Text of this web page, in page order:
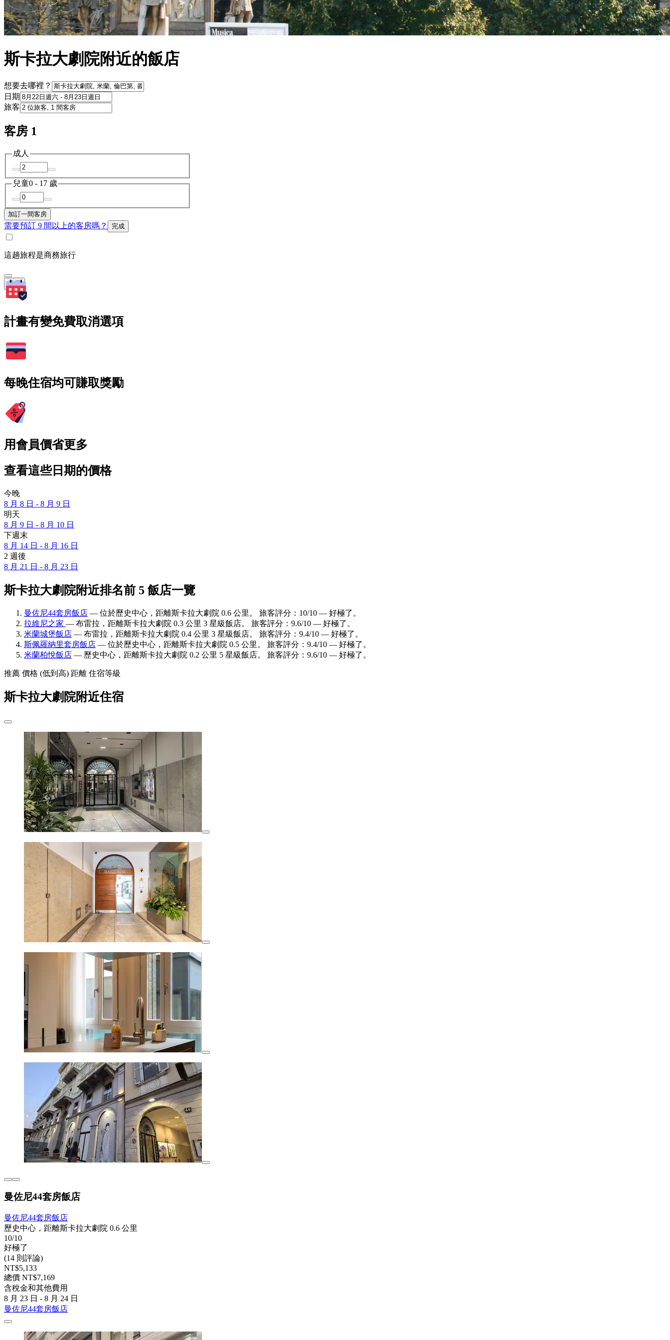
斯卡拉大劇院附近的飯店
想要去哪裡？
日期
旅客
客房 1
成人
兒童0 - 17 歲
加訂一間客房
需要預訂 9 間以上的客房嗎？ 完成
這趟旅程是商務旅行
搜尋
計畫有變免費取消選項
每晚住宿均可賺取獎勵
用會員價省更多
查看這些日期的價格
今晚
8 月 8 日 - 8 月 9 日
明天
8 月 9 日 - 8 月 10 日
下週末
8 月 14 日 - 8 月 16 日
2 週後
8 月 21 日 - 8 月 23 日
斯卡拉大劇院附近排名前 5 飯店一覽
曼佐尼44套房飯店 — 位於歷史中心，距離斯卡拉大劇院 0.6 公里。 旅客評分：10/10 — 好極了。
拉維尼之家 — 布雷拉，距離斯卡拉大劇院 0.3 公里 3 星級飯店。 旅客評分：9.6/10 — 好極了。
米蘭城堡飯店 — 布雷拉，距離斯卡拉大劇院 0.4 公里 3 星級飯店。 旅客評分：9.4/10 — 好極了。
斯佩羅納里套房飯店 — 位於歷史中心，距離斯卡拉大劇院 0.5 公里。 旅客評分：9.4/10 — 好極了。
米蘭柏悅飯店 — 歷史中心，距離斯卡拉大劇院 0.2 公里 5 星級飯店。 旅客評分：9.6/10 — 好極了。
推薦 價格 (低到高) 距離 住宿等級
斯卡拉大劇院附近住宿
曼佐尼44套房飯店
曼佐尼44套房飯店
歷史中心，距離斯卡拉大劇院 0.6 公里
10/10
好極了
(14 則評論)
NT$5,133
總價 NT$7,169
含稅金和其他費用
8 月 23 日 - 8 月 24 日
曼佐尼44套房飯店